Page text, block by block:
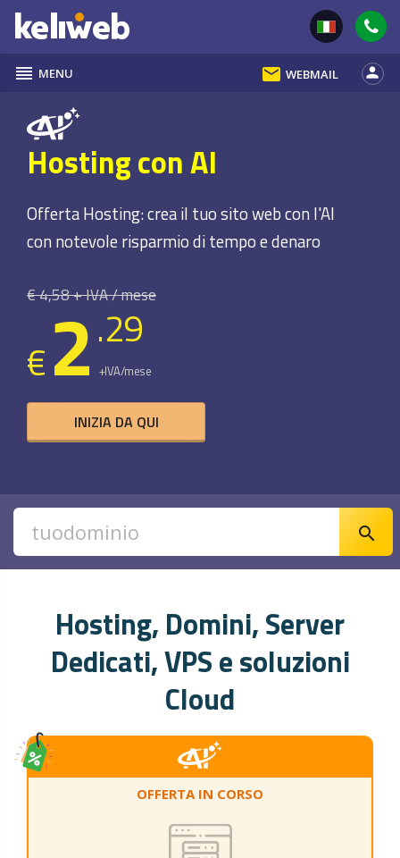
reorder MENU email WEBMAIL person
Hosting con AI
Offerta Hosting: crea il tuo sito web con l'AI
con notevole risparmio di tempo e denaro
€ 4,58 + IVA / mese
€2.29
+IVA/mese
INIZIA DA QUI
search
Hosting, Domini, Server
Dedicati, VPS e soluzioni
Cloud
OFFERTA IN CORSO